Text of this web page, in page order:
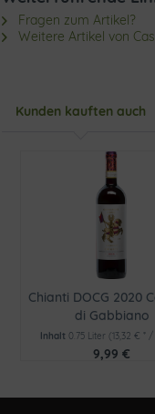
Fragen zum Artikel?
Weitere Artikel von
Kunden kauften auch
Chianti DOCG 2020
di Gabbiano
Inhalt 0.75 Liter (13,32 € * /
9,99 €